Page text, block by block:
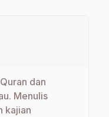
dan
Menulis
kajian